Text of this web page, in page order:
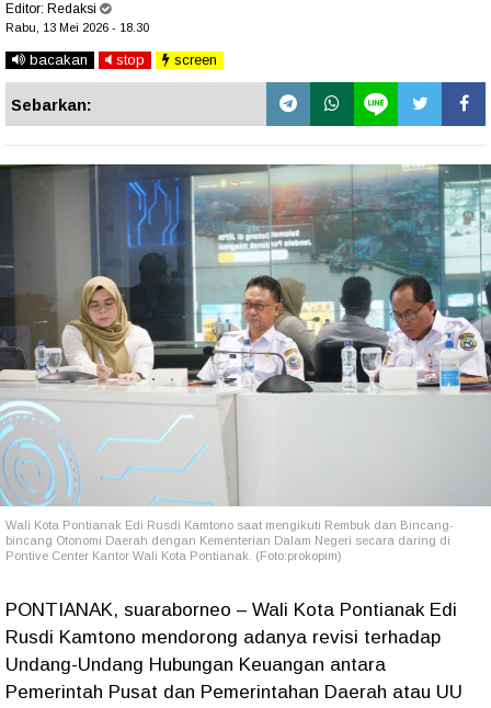
Editor: Redaksi
Rabu, 13 Mei 2026 - 18.30
bacakan stop screen
Sebarkan:
Wali Kota Pontianak Edi Rusdi Kamtono saat mengikuti Rembuk dan Bincang-
bincang Otonomi Daerah dengan Kementerian Dalam Negeri secara daring di
Pontive Center Kantor Wali Kota Pontianak. (Foto:prokopim)
PONTIANAK, suaraborneo – Wali Kota Pontianak Edi
Rusdi Kamtono mendorong adanya revisi terhadap
Undang-Undang Hubungan Keuangan antara
Pemerintah Pusat dan Pemerintahan Daerah atau UU